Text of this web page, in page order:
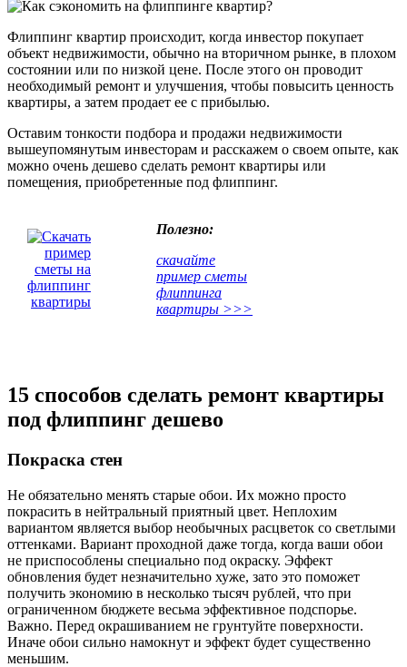
Флиппинг квартир происходит, когда инвестор покупает
объект недвижимости, обычно на вторичном рынке, в плохом
состоянии или по низкой цене. После этого он проводит
необходимый ремонт и улучшения, чтобы повысить ценность
квартиры, а затем продает ее с прибылью.
Оставим тонкости подбора и продажи недвижимости
вышеупомянутым инвесторам и расскажем о своем опыте, как
можно очень дешево сделать ремонт квартиры или
помещения, приобретенные под флиппинг.
Полезно:
скачайте
пример сметы
флиппинга
квартиры >>>
15 способов сделать ремонт квартиры
под флиппинг дешево
Покраска стен
Не обязательно менять старые обои. Их можно просто
покрасить в нейтральный приятный цвет. Неплохим
вариантом является выбор необычных расцветок со светлыми
оттенками. Вариант проходной даже тогда, когда ваши обои
не приспособлены специально под окраску. Эффект
обновления будет незначительно хуже, зато это поможет
получить экономию в несколько тысяч рублей, что при
ограниченном бюджете весьма эффективное подспорье.
Важно. Перед окрашиванием не грунтуйте поверхности.
Иначе обои сильно намокнут и эффект будет существенно
меньшим.